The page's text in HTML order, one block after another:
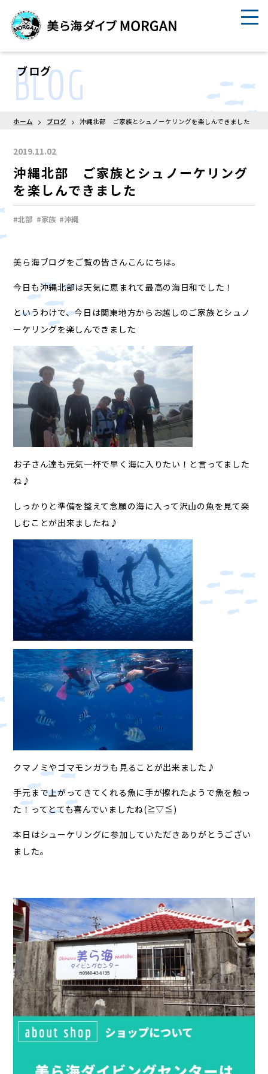
ブログ
BLOG
ホーム ブログ 沖縄北部 ご家族とシュノーケリングを楽しんできました
2019.11.02
沖縄北部 ご家族とシュノーケリング
を楽しんできました
#北部 #家族 #沖縄
美ら海ブログをご覧の皆さんこんにちは。
今日も沖縄北部は天気に恵まれて最高の海日和でした！
というわけで、今日は関東地方からお越しのご家族とシュノ
ーケリングを楽しんできました
お子さん達も元気一杯で早く海に入りたい！と言ってました
ね♪
しっかりと準備を整えて念願の海に入って沢山の魚を見て楽
しむことが出来ましたね♪
クマノミやゴマモンガラも見ることが出来ました♪
手元まで上がってきてくれる魚に手が擦れたようで魚を触っ
た！ってとても喜んでいましたね(≧▽≦)
本日はシューケリングに参加していただきありがとうござい
ました。